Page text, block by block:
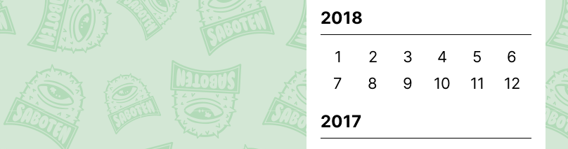
2018
1 2 3 4 5
6
7
8 9 10 11 12
2017